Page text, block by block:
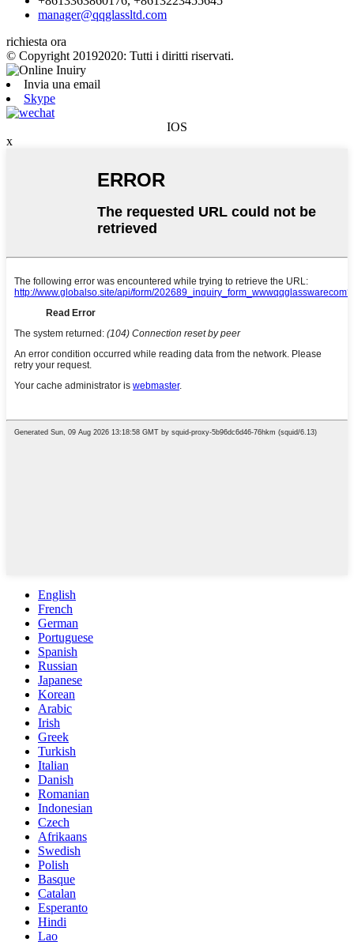
manager@qqglassltd.com
richiesta ora
© Copyright 20192020: Tutti i diritti riservati.
Invia una email
Skype
IOS
x
English
French
German
Portuguese
Spanish
Russian
Japanese
Korean
Arabic
Irish
Greek
Turkish
Italian
Danish
Romanian
Indonesian
Czech
Afrikaans
Swedish
Polish
Basque
Catalan
Esperanto
Hindi
Lao